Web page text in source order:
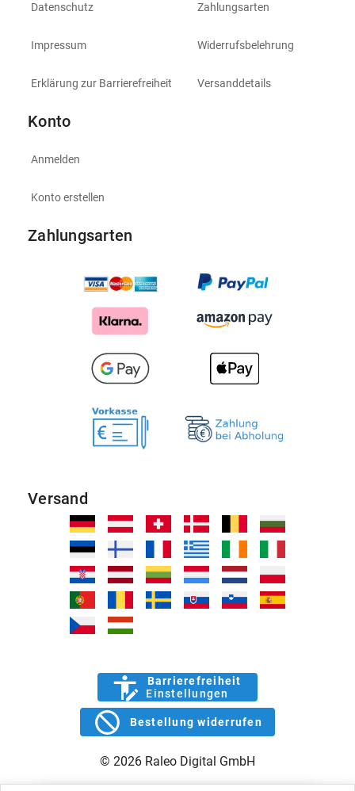
Datenschutz
Impressum
Erklärung zur Barrierefreiheit
Zahlungsarten
Widerrufsbelehrung
Versanddetails
Konto
Anmelden
Konto erstellen
Zahlungsarten
Versand
Barrierefreiheit
Einstellungen
Bestellung widerrufen
© 2026 Raleo Digital GmbH